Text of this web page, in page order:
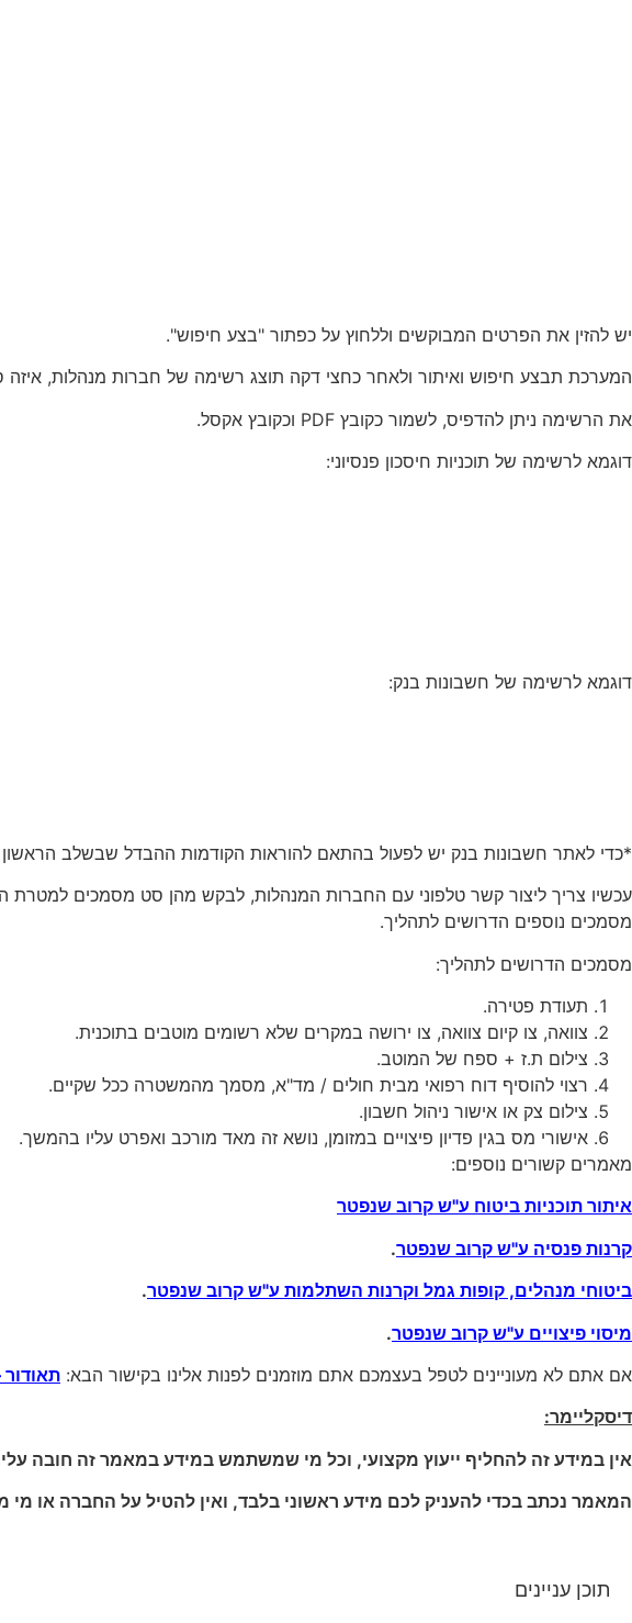
יש להזין את הפרטים המבוקשים וללחוץ על כפתור "בצע חיפוש".
המערכת תבצע חיפוש ואיתור ולאחר כחצי דקה תוצג רשימה של חברות מנהלות,
את הרשימה ניתן להדפיס, לשמור כקובץ PDF וכקובץ אקסל.
דוגמא לרשימה של תוכניות חיסכון פנסיוני:
דוגמא לרשימה של חשבונות בנק:
*כדי לאתר חשבונות בנק יש לפעול בהתאם להוראות הקודמות ההבדל שבשלב הראשון
עכשיו צריך ליצור קשר טלפוני עם החברות המנהלות, לבקש מהן סט מסמכים
מסמכים נוספים הדרושים לתהליך.
מסמכים הדרושים לתהליך:
תעודת פטירה.
צוואה, צו קיום צוואה, צו ירושה במקרים שלא רשומים מוטבים בתוכנית.
צילום ת.ז + ספח של המוטב.
רצוי להוסיף דוח רפואי מבית חולים / מד"א, מסמך מהמשטרה ככל שקיים.
צילום צק או אישור ניהול חשבון.
אישורי מס בגין פדיון פיצויים במזומן, נושא זה מאד מורכב ואפרט עליו בהמשך.
מאמרים קשורים נוספים:
איתור תוכניות ביטוח ע"ש קרוב שנפטר
קרנות פנסיה ע"ש קרוב שנפטר.
ביטוחי מנהלים, קופות גמל וקרנות השתלמות ע"ש קרוב שנפטר.
מיסוי פיצויים ע"ש קרוב שנפטר.
אם אתם לא מעוניינים לטפל בעצמכם אתם מוזמנים לפנות אלינו בקישור הבא: תאודור
דיסקליימר:
אין במידע זה להחליף ייעוץ מקצועי, וכל מי שמשתמש במידע במאמר זה חובה
המאמר נכתב בכדי להעניק לכם מידע ראשוני בלבד, ואין להטיל על החברה או
תוכן עניינים